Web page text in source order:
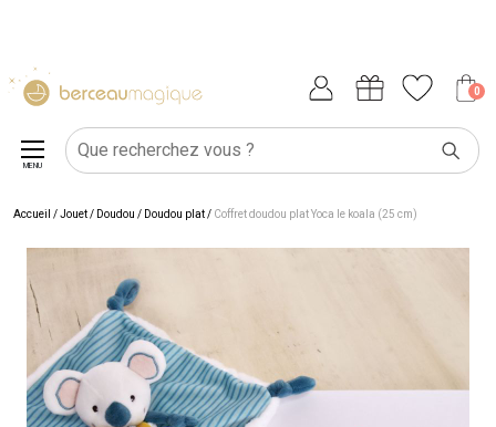
0
MENU
Accueil /Jouet/ Doudou / Doudou plat/ Coffret doudou plat Yoca le koala (25 cm)